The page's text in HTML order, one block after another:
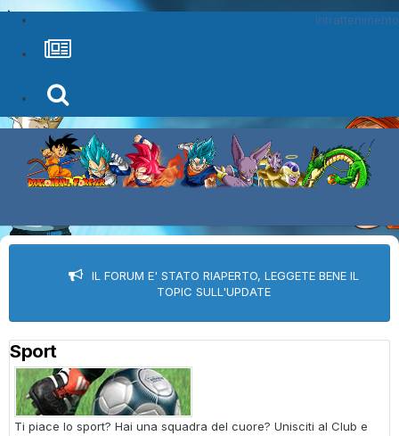
Intrattenimento
IL FORUM E' STATO RIAPERTO, LEGGETE BENE IL
TOPIC SULL'UPDATE
Sport
Ti piace lo sport? Hai una squadra del cuore? Unisciti al Club e